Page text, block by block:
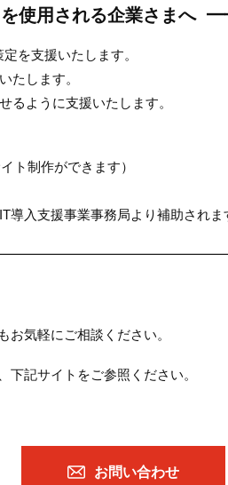
を使用される企業さま
を支援いたします。
たします。
るように支援いたします。
ト制作ができます）
入支援事業事務局より補助されま
お気軽にご相談ください。
下記サイトをご参照ください。
お問い合わせ